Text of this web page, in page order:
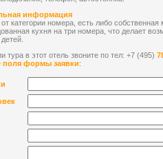
информация
категории номера, есть либо
кухня на три номера, что делает
тура в этот отель звоните по тел: +7 (495)
поля формы заявки: